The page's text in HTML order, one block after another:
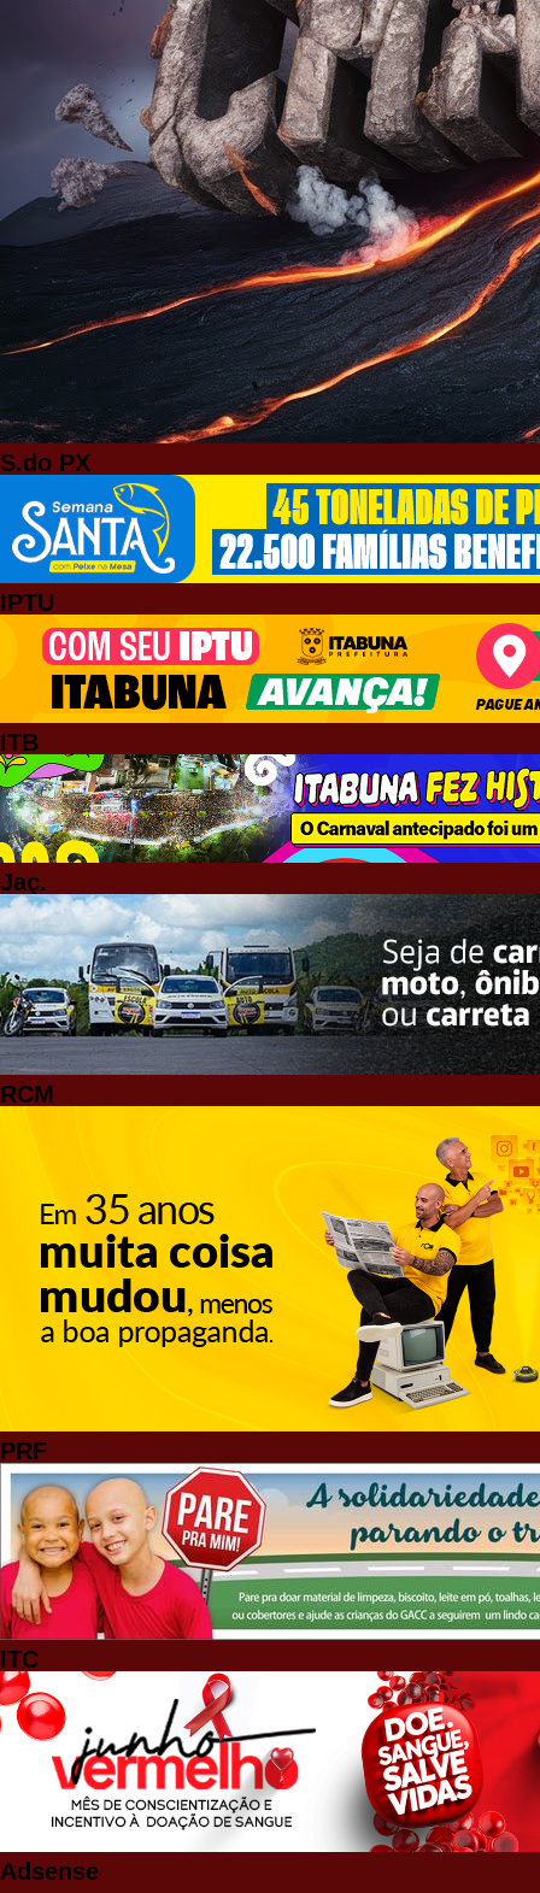
S.do PX
IPTU
ITB
Jaç.
RCM
PRF
ITC
Adsense